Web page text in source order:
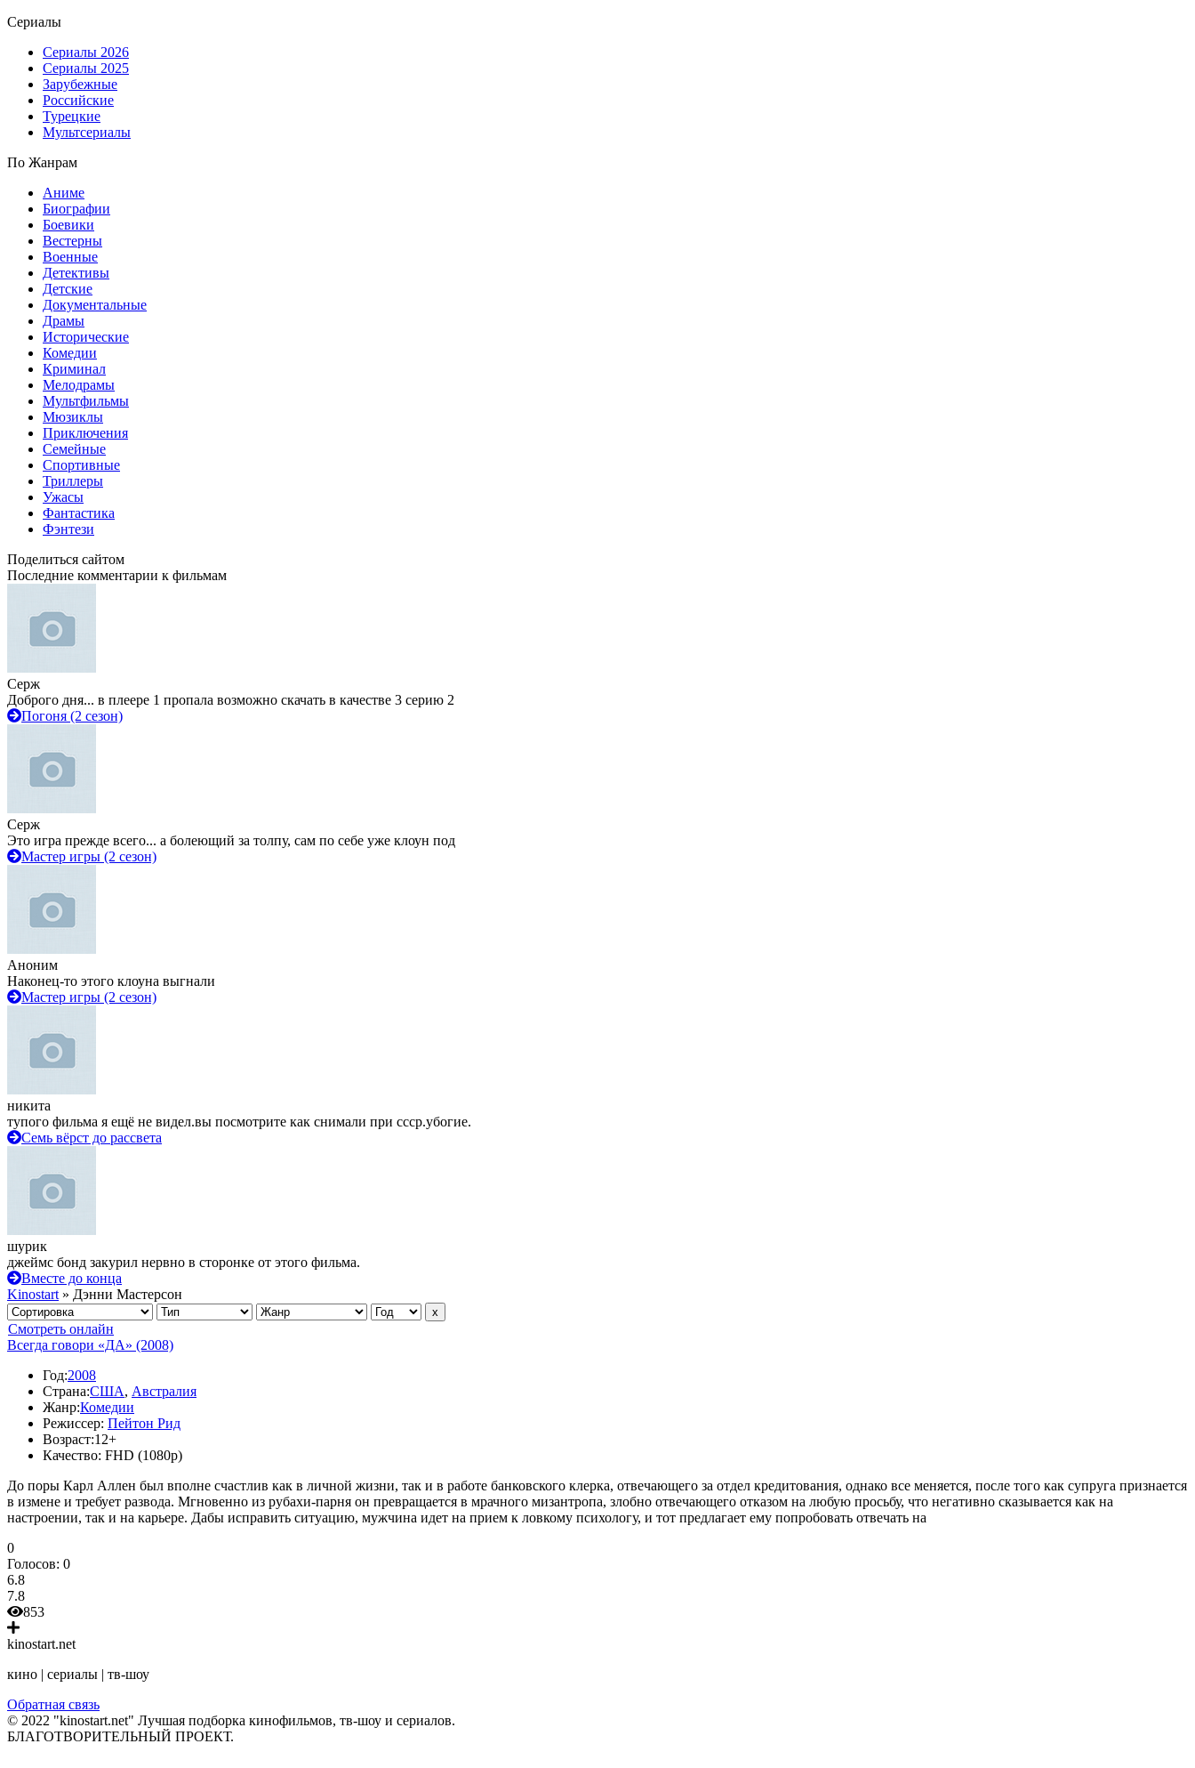
Сериалы
Сериалы 2026
Сериалы 2025
Зарубежные
Российские
Турецкие
Мультсериалы
По Жанрам
Аниме
Биографии
Боевики
Вестерны
Военные
Детективы
Детские
Документальные
Драмы
Исторические
Комедии
Криминал
Мелодрамы
Мультфильмы
Мюзиклы
Приключения
Семейные
Спортивные
Триллеры
Ужасы
Фантастика
Фэнтези
Поделиться сайтом
Последние комментарии к фильмам
Серж
Доброго дня... в плеере 1 пропала возможно скачать в качестве 3 серию 2
Погоня (2 сезон)
Серж
Это игра прежде всего... а болеющий за толпу, сам по себе уже клоун под
Мастер игры (2 сезон)
Аноним
Наконец-то этого клоуна выгнали
Мастер игры (2 сезон)
никита
тупого фильма я ещё не видел.вы посмотрите как снимали при ссср.убогие.
Семь вёрст до рассвета
шурик
джеймс бонд закурил нервно в сторонке от этого фильма.
Вместе до конца
Kinostart » Дэнни Мастерсон
Смотреть онлайн
Всегда говори «ДА» (2008)
Год:2008
Страна:США, Австралия
Жанр:Комедии
Режиссер: Пейтон Рид
Возраст:12+
Качество: FHD (1080p)
До поры Карл Аллен был вполне счастлив как в личной жизни, так и в работе банковского клерка, отвечающего за отдел кредитования, однако все меняется, после того как супруга признается
в измене и требует развода. Мгновенно из рубахи-парня он превращается в мрачного мизантропа, злобно отвечающего отказом на любую просьбу, что негативно сказывается как на
настроении, так и на карьере. Дабы исправить ситуацию, мужчина идет на прием к ловкому психологу, и тот предлагает ему попробовать отвечать на
0
Голосов: 0
6.8
7.8
853
kinostart.net
кино | сериалы | тв-шоу
Обратная связь
© 2022 "kinostart.net" Лучшая подборка кинофильмов, тв-шоу и сериалов.
БЛАГОТВОРИТЕЛЬНЫЙ ПРОЕКТ.